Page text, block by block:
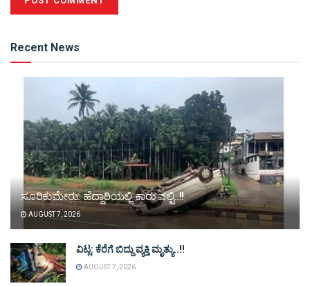
Recent News
ಸೂರಿಕುಮೇರು: ಹೆದ್ದಾರಿಯಲ್ಲಿ ಕಾರು ಪಲ್ಟಿ..!!
AUGUST 7, 2026
ವಿಟ್ಲ: ಕೆರೆಗೆ ಬಿದ್ದು ವ್ಯಕ್ತಿ ಮೃತ್ಯು..!!
AUGUST 7, 2026